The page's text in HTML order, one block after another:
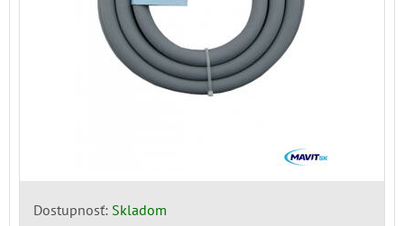
Dostupnosť: Skladom